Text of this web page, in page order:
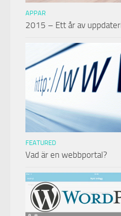
APPAR
2015 – Ett år av
FEATURED
Vad är en webbportal?